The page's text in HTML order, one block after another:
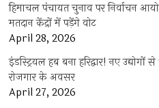
हिमाचल पंचायत चुनाव पर निर्वाचन
मतदान केंद्रों में पड़ेंगे वोट
April 28, 2026
इंडस्ट्रियल हब बना हरिद्वार! नए
रोजगार के अवसर
April 27, 2026